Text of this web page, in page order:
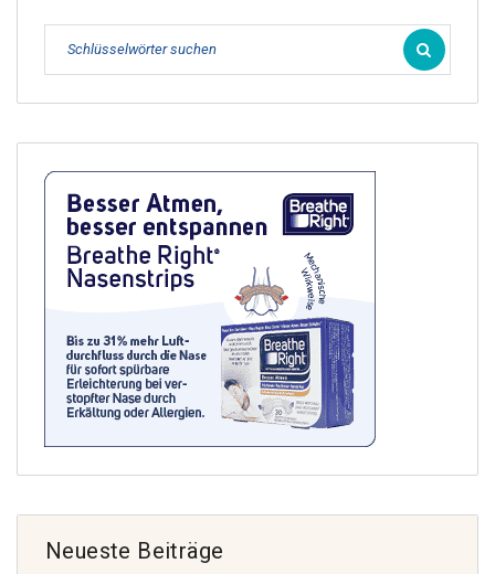
Neueste Beiträge